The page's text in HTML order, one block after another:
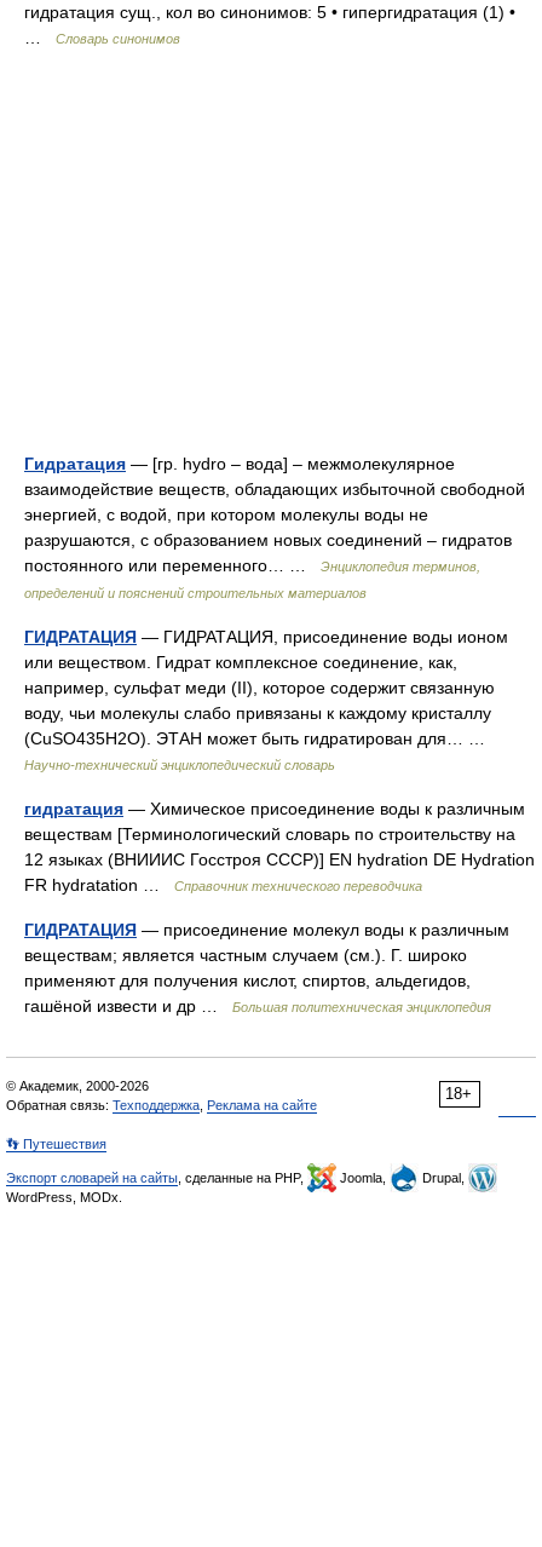
гидратация сущ., кол во синонимов: 5 • гипергидратация (1) •
Словарь синонимов
Гидратация — [гр. hydro – вода] – межмолекулярное
взаимодействие веществ, обладающих избыточной свободной
энергией, с водой, при котором молекулы воды не
разрушаются, с образованием новых соединений – гидратов
постоянного или переменного… …
Энциклопедия терминов,
определений и пояснений строительных материалов
ГИДРАТАЦИЯ — ГИДРАТАЦИЯ, присоединение воды ионом
или веществом. Гидрат комплексное соединение, как,
например, сульфат меди (II), которое содержит связанную
воду, чьи молекулы слабо привязаны к каждому кристаллу
(CuSO435H2O). ЭТАН может быть гидратирован для… …
Научно-технический энциклопедический словарь
гидратация — Химическое присоединение воды к различным
веществам [Терминологический словарь по строительству на
12 языках (ВНИИИС Госстроя СССР)] EN hydration DE Hydration
FR hydratation …
Справочник технического переводчика
ГИДРАТАЦИЯ — присоединение молекул воды к различным
веществам; является частным случаем (см.). Г. широко
применяют для получения кислот, спиртов, альдегидов,
гашёной извести и др …
Большая политехническая энциклопедия
18+
© Академик, 2000-2026
Обратная связь: Техподдержка Реклама на сайте
👣 Путешествия
Экспорт словарей на сайты , сделанные на PHP, Joomla,
Drupal,
WordPress, MODx.